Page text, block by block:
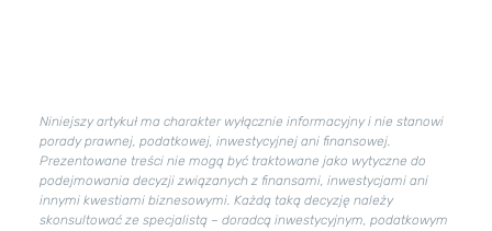
Niniejszy artykuł ma charakter wyłącznie informacyjny i nie stanowi
porady prawnej, podatkowej, inwestycyjnej ani finansowej.
Prezentowane treści nie mogą być traktowane jako wytyczne do
podejmowania decyzji związanych z finansami, inwestycjami ani
innymi kwestiami biznesowymi. Każdą taką decyzję należy
skonsultować ze specjalistą – doradcą inwestycyjnym, podatkowym